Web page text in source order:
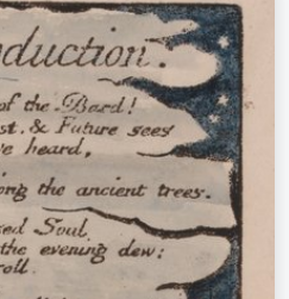
油絵、木のそばの立ち姿のヌー
ド。